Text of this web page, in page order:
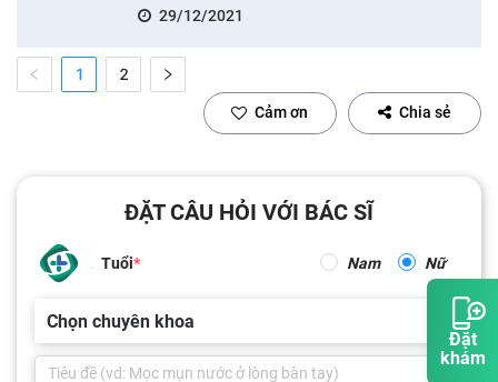
Đặt
khám
29/12/2021
1 2
Cảm ơn Chia sẻ
ĐẶT CÂU HỎI VỚI BÁC SĨ
Tuổi Nam Nữ
Chọn chuyên khoa